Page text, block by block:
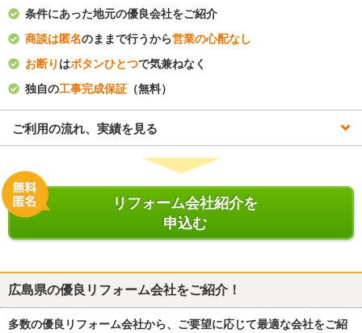
条件にあった地元の優良会社をご紹介
商談は匿名のままで行うから営業の心配なし
お断り はボタンひとつで気兼ねなく
独自の工事完成保証 （無料）
ご利用の流れ、実績を見る
リフォーム会社紹介を
申込む
広島県の優良リフォーム会社をご紹介！
多数の優良リフォーム会社から、ご要望に応じて最適な会社をご紹